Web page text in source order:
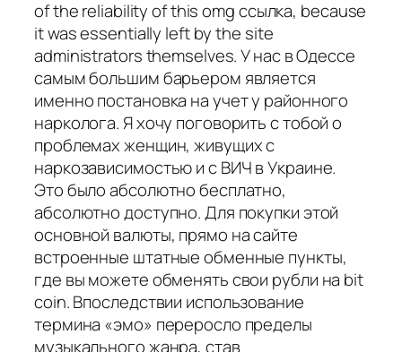
of the reliability of this omg ссылка, because
it was essentially left by the site
administrators themselves. У нас в Одессе
самым большим барьером является
именно постановка на учет у районного
нарколога. Я хочу поговорить с тобой о
проблемах женщин, живущих с
наркозависимостью и с ВИЧ в Украине.
Это было абсолютно бесплатно,
абсолютно доступно. Для покупки этой
основной валюты, прямо на сайте
встроенные штатные обменные пункты,
где вы можете обменять свои рубли на bit
coin. Впоследствии использование
термина «эмо» переросло пределы
музыкального жанра, став